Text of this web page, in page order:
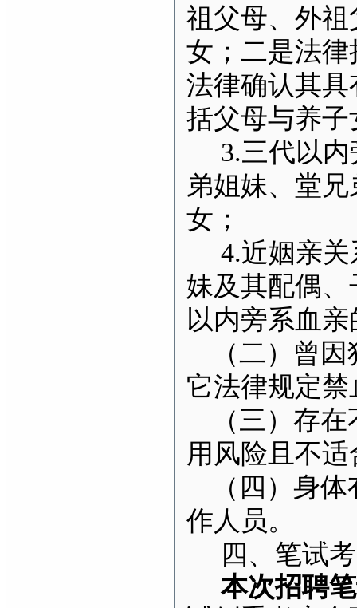
祖父母、外
女；二是法
法律确认其
括父母与养
3.三代以
弟姐妹、堂
女；
4.近姻亲
妹及其配偶
以内旁系血
（二）曾
它法律规定
（三）存
用风险且不
（四）身
作人员。
四、笔试
本次招聘